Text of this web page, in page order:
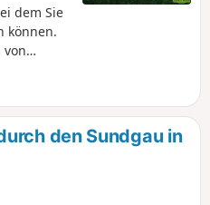
dem Sie
können.
von
Teich,
hinsetzt
den Sundgau in